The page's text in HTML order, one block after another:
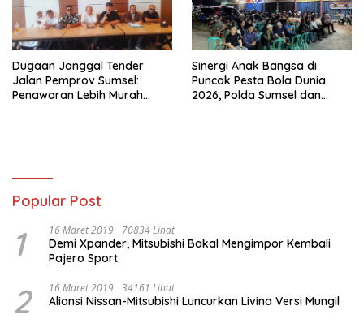
Dugaan Janggal Tender
Jalan Pemprov Sumsel:
Penawaran Lebih Murah
Sinergi Anak Bangsa di
Puncak Pesta Bola Dunia
2026, Polda Sumsel dan
Popular Post
1 16 Maret 2019 70834 Lihat
Demi Xpander, Mitsubishi Bakal Mengimpor Kembali
Pajero Sport
2 16 Maret 2019 34161 Lihat
Aliansi Nissan-Mitsubishi Luncurkan Livina Versi Mungil